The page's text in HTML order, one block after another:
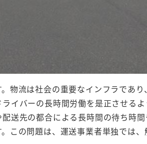
物流は社会の重要なインフラであ
イバーの長時間労働を是正させる
送先の都合による長時間の待ち時
この問題は、運送事業者単独では